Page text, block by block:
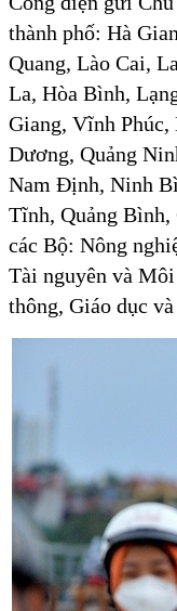
thành phố: Hà
Quang, Lào Cai,
La, Hòa Bình,
Giang, Vĩnh
Dương, Quảng
Nam Định, Ninh
Tĩnh, Quảng Bình,
các Bộ: Nông
Tài nguyên và
thông, Giáo dục